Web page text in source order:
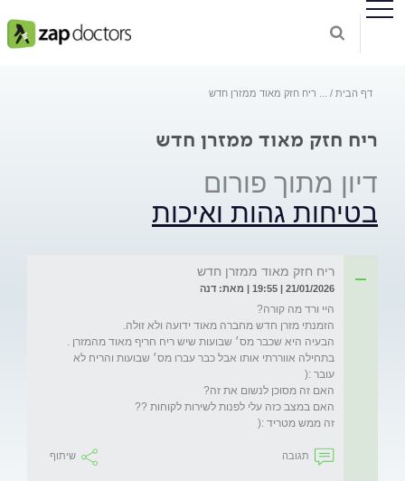
דף הבית ריח חזק מאוד ממזרן חדש
ריח חזק מאוד ממזרן חדש
דיון מתוך פורום
בטיחות גהות ואיכות
ריח חזק מאוד ממזרן חדש
21/01/2026 | 19:55 | מאת: דנה
בתחילה אווררתי אותו אבל כבר עברו מס׳ שבועות והריח לא
זה ממש מטריד :(
תגובה שיתוף